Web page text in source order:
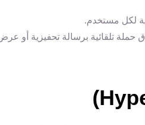
حملة تلقائية برسالة تحفيزية أو